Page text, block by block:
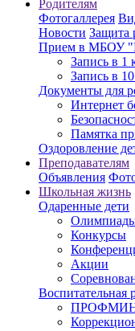
Родителям
Фотогаллерея
Новости Защита
Прием в МБОУ
Запись в 1
Запись в
Документы для
Интернет
Памятка
Оздоровление
Преподавателям
Объявления
Школьная жизнь
Одаренные дети
Конкурсы
Акции
Воспитательная